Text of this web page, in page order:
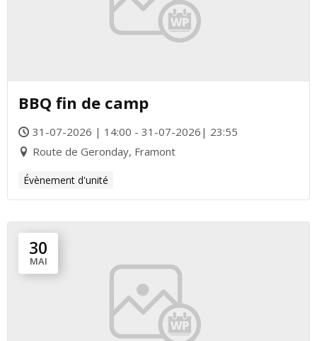
BBQ fin de camp
31-07-2026 | 14:00 - 31-07-2026| 23:55
Route de Geronday, Framont
Évènement d'unité
30
MAI